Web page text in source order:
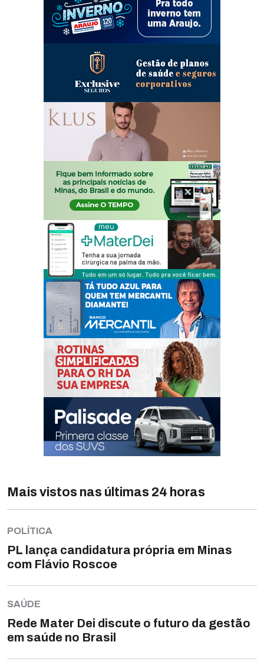
Mais vistos nas últimas 24 horas
POLÍTICA
PL lança candidatura própria em Minas
com Flávio Roscoe
SAÚDE
Rede Mater Dei discute o futuro da gestão
em saúde no Brasil